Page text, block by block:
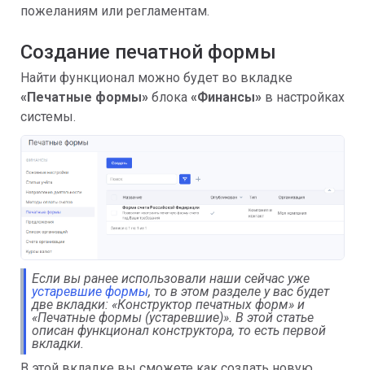
пожеланиям или регламентам.
Создание печатной формы
Найти функционал можно будет во вкладке
«Печатные формы» блока «Финансы» в настройках
системы.
Если вы ранее использовали наши сейчас уже
устаревшие формы, то в этом разделе у вас будет
две вкладки: «Конструктор печатных форм» и
«Печатные формы (устаревшие)». В этой статье
описан функционал конструктора, то есть первой
вкладки.